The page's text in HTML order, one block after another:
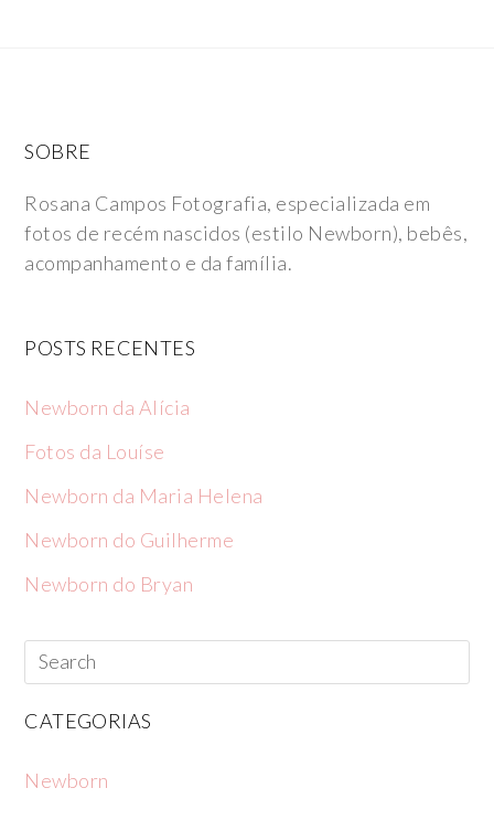
SOBRE
Rosana Campos Fotografia, especializada em
fotos de recém nascidos (estilo Newborn), bebês,
acompanhamento e da família.
POSTS RECENTES
Newborn da Alícia
Fotos da Louíse
Newborn da Maria Helena
Newborn do Guilherme
Newborn do Bryan
CATEGORIAS
Newborn